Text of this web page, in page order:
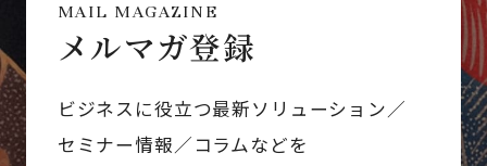
MAIL MAGAZINE
メルマガ登録
ビジネスに役立つ最新ソリューション／
セミナー情報／コラムなどを